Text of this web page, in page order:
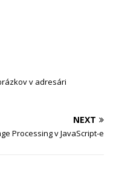
v adresári
NEXT
Processing v JavaScript-e